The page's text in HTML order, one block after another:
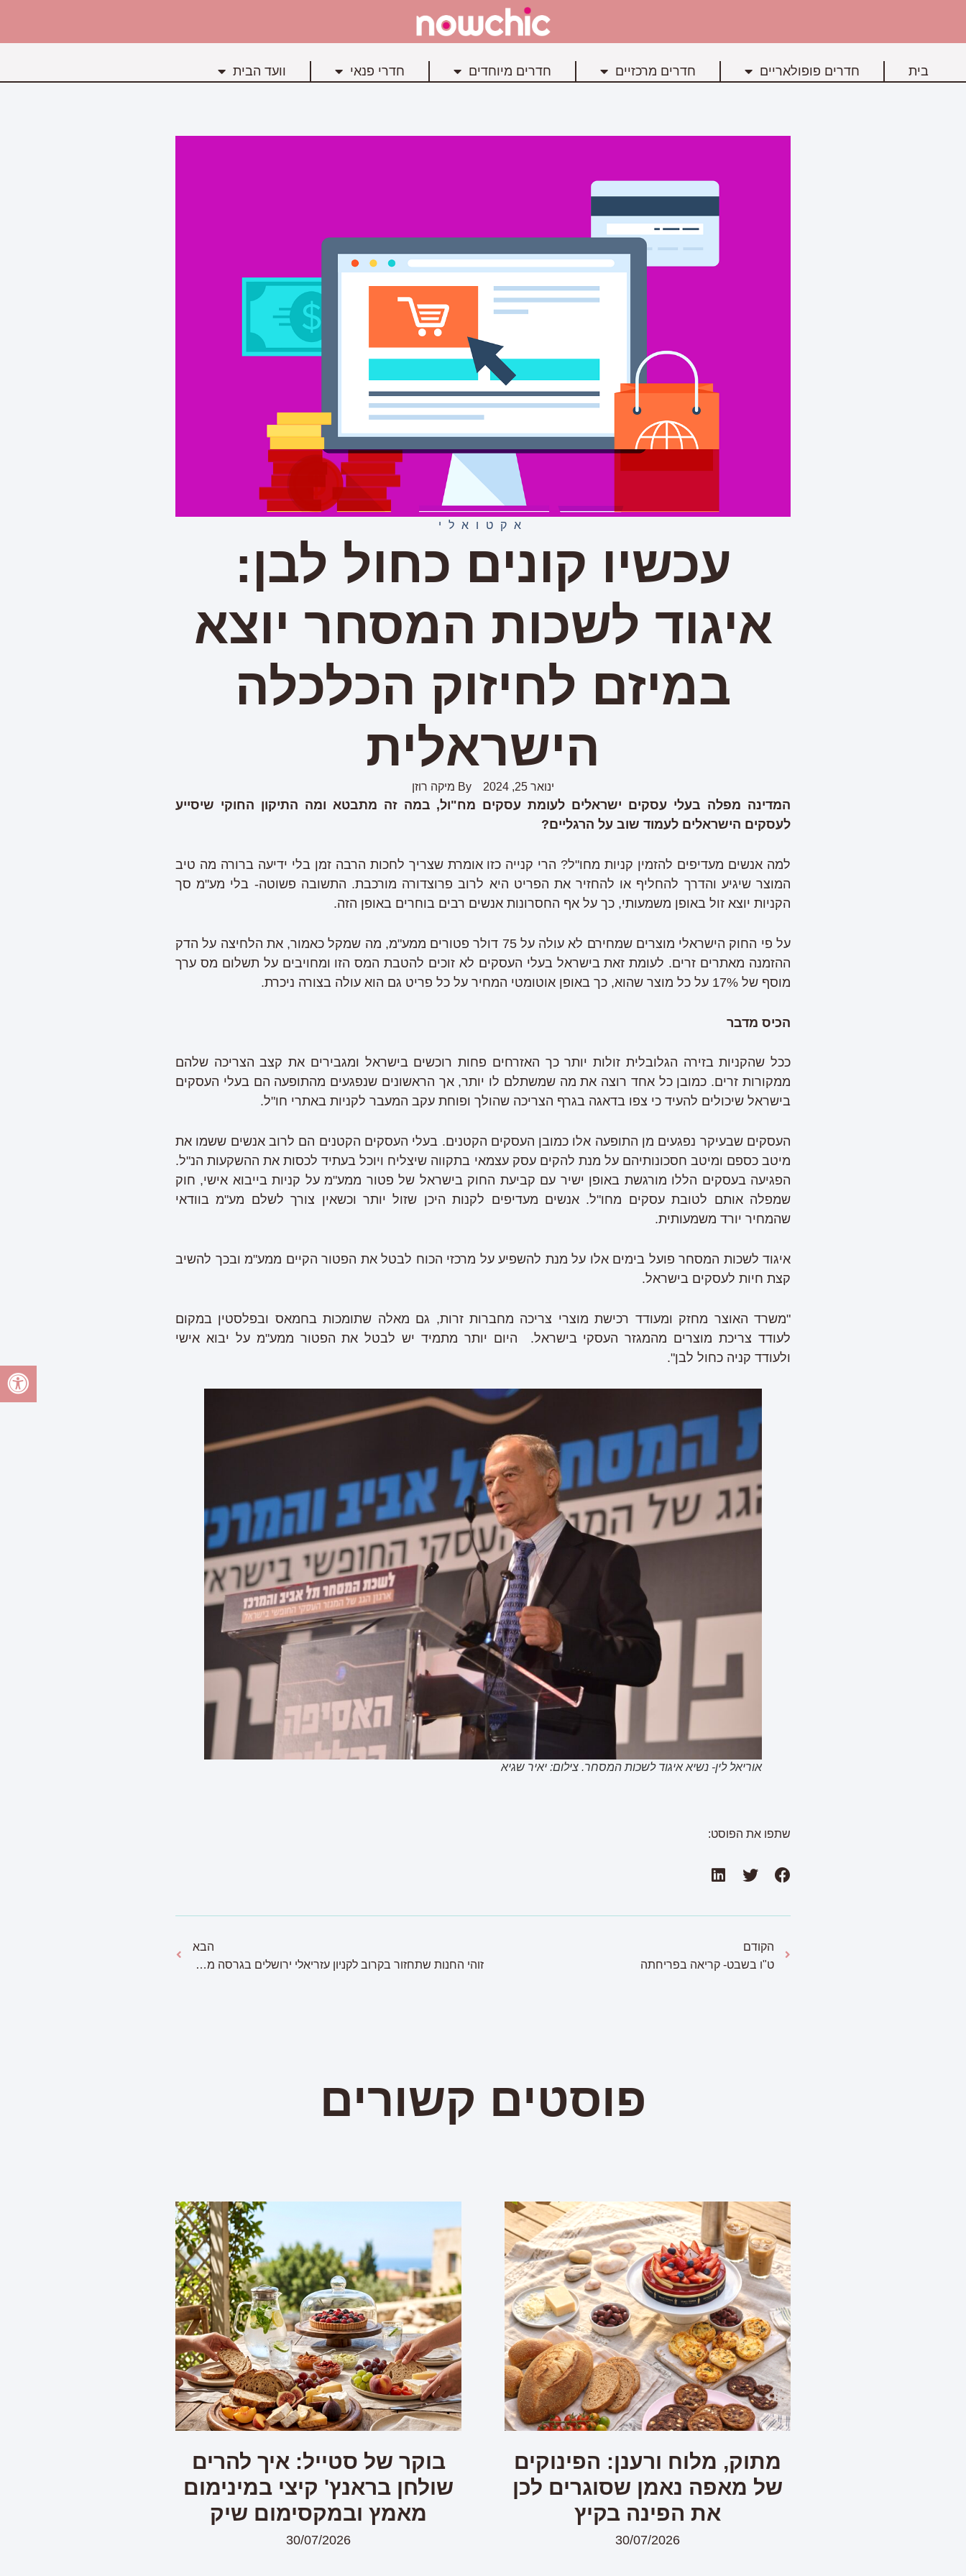
בית חדרים פופולאריים חדרים מרכזיים חדרים מיוחדים חדרי פנאי וועד הבית
אקטואלי
עכשיו קונים כחול לבן:
איגוד לשכות המסחר יוצא
במיזם לחיזוק הכלכלה
הישראלית
ינואר 25, 2024 By מיקה רוזן
המדינה מפלה בעלי עסקים ישראלים לעומת עסקים מח"ול, במה זה מתבטא ומה התיקון החוקי שיסייע
לעסקים הישראלים לעמוד שוב על הרגליים?
למה אנשים מעדיפים להזמין קניות מחו"ל? הרי קנייה כזו אומרת שצריך לחכות הרבה זמן בלי ידיעה ברורה מה טיב
המוצר שיגיע והדרך להחליף או להחזיר את הפריט היא לרוב פרוצדורה מורכבת. התשובה פשוטה- בלי מע"מ סך
הקניות יוצא זול באופן משמעותי, כך על אף החסרונות אנשים רבים בוחרים באופן הזה.
על פי החוק הישראלי מוצרים שמחירם לא עולה על 75 דולר פטורים ממע"מ, מה שמקל כאמור, את הלחיצה על הדק
ההזמנה מאתרים זרים. לעומת זאת בישראל בעלי העסקים לא זוכים להטבת המס הזו ומחויבים על תשלום מס ערך
מוסף של 17% על כל מוצר שהוא, כך באופן אוטומטי המחיר על כל פריט גם הוא עולה בצורה ניכרת.
הכיס מדבר
ככל שהקניות בזירה הגלובלית זולות יותר כך האזרחים פחות רוכשים בישראל ומגבירים את קצב הצריכה שלהם
ממקורות זרים. כמובן כל אחד רוצה את מה שמשתלם לו יותר, אך הראשונים שנפגעים מהתופעה הם בעלי העסקים
בישראל שיכולים להעיד כי צפו בדאגה בגרף הצריכה שהולך ופוחת עקב המעבר לקניות באתרי חו"ל.
העסקים שבעיקר נפגעים מן התופעה אלו כמובן העסקים הקטנים. בעלי העסקים הקטנים הם לרוב אנשים ששמו את
מיטב כספם ומיטב חסכונותיהם על מנת להקים עסק עצמאי בתקווה שיצליח ויוכל בעתיד לכסות את ההשקעות הנ"ל.
הפגיעה בעסקים הללו מורגשת באופן ישיר עם קביעת החוק בישראל של פטור ממע"מ על קניות בייבוא אישי, חוק
שמפלה אותם לטובת עסקים מחו"ל. אנשים מעדיפים לקנות היכן שזול יותר וכשאין צורך לשלם מע"מ בוודאי
שהמחיר יורד משמעותית.
איגוד לשכות המסחר פועל בימים אלו על מנת להשפיע על מרכזי הכוח לבטל את הפטור הקיים ממע"מ ובכך להשיב
קצת חיות לעסקים בישראל.
"משרד האוצר מחזק ומעודד רכישת מוצרי צריכה מחברות זרות, גם מאלה שתומכות בחמאס ובפלסטין במקום
לעודד צריכת מוצרים מהמגזר העסקי בישראל. היום יותר מתמיד יש לבטל את הפטור ממע"מ על יבוא אישי
ולעודד קניה כחול לבן".
אוריאל לין- נשיא איגוד לשכות המסחר. צילום: יאיר שגיא
שתפו את הפוסט:
הקודם
ט"ו בשבט- קריאה בפריחתה
הבא
זוהי החנות שתחזור בקרוב לקניון עזריאלי ירושלים בגרסה משודרגת
פוסטים קשורים
מתוק, מלוח ורענן: הפינוקים
של מאפה נאמן שסוגרים לכן
את הפינה בקיץ
30/07/2026
בוקר של סטייל: איך להרים
שולחן בראנץ' קיצי במינימום
מאמץ ובמקסימום שיק
30/07/2026